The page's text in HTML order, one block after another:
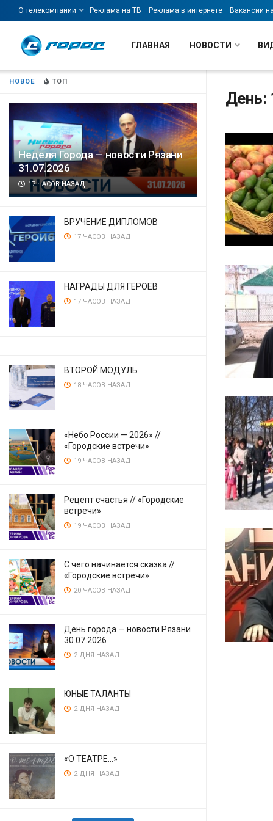
НОВОЕ ТОП
Неделя Города — новости Рязани
31.07.2026
17 ЧАСОВ НАЗАД
ВРУЧЕНИЕ ДИПЛОМОВ
17 ЧАСОВ НАЗАД
НАГРАДЫ ДЛЯ ГЕРОЕВ
17 ЧАСОВ НАЗАД
ВТОРОЙ МОДУЛЬ
18 ЧАСОВ НАЗАД
«Небо России — 2026» //
«Городские встречи»
19 ЧАСОВ НАЗАД
Рецепт счастья // «Городские
встречи»
19 ЧАСОВ НАЗАД
С чего начинается сказка //
«Городские встречи»
20 ЧАСОВ НАЗАД
День города — новости Рязани
30.07.2026
2 ДНЯ НАЗАД
ЮНЫЕ ТАЛАНТЫ
2 ДНЯ НАЗАД
«О ТЕАТРЕ…»
2 ДНЯ НАЗАД
О телекомпании Реклама на ТВ Реклама в интернете Вакансии
ГЛАВНАЯ НОВОСТИ
День: